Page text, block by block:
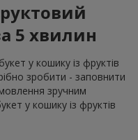
5 хвилин
у кошику із фруктів
зробити - заповнити
зручним
у кошику із фруктів